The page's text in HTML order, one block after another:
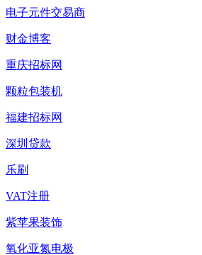
电子元件交易商
财金博客
重庆招标网
颗粒包装机
福建招标网
深圳贷款
乐刷
VAT注册
紫苹果装饰
氧化亚氮电极